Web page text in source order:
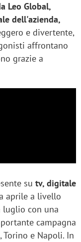
Leo Global,
dell'azienda,
e divertente,
affrontano
grazie a
su tv, digitale
aprile a livello
luglio con una
campagna
e Napoli. In